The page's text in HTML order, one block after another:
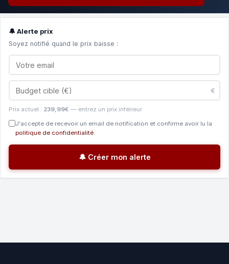
🔔 Alerte prix
Soyez notifié quand le prix baisse :
€
Prix actuel : 239,99€ — entrez un prix inférieur
J'accepte de recevoir un email de notification et confirme avoir lu la
politique de confidentialité.
🔔 Créer mon alerte